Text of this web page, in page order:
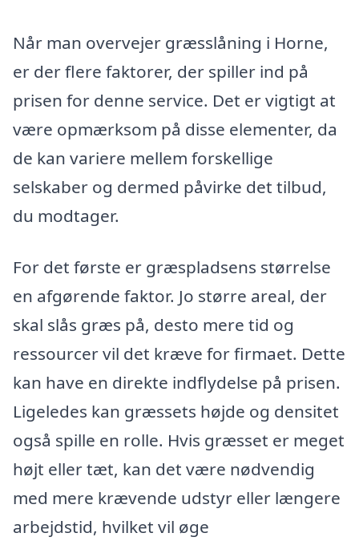
Når man overvejer græsslåning i Horne,
er der flere faktorer, der spiller ind på
prisen for denne service. Det er vigtigt at
være opmærksom på disse elementer, da
de kan variere mellem forskellige
selskaber og dermed påvirke det tilbud,
du modtager.
For det første er græspladsens størrelse
en afgørende faktor. Jo større areal, der
skal slås græs på, desto mere tid og
ressourcer vil det kræve for firmaet. Dette
kan have en direkte indflydelse på prisen.
Ligeledes kan græssets højde og densitet
også spille en rolle. Hvis græsset er meget
højt eller tæt, kan det være nødvendig
med mere krævende udstyr eller længere
arbejdstid, hvilket vil øge